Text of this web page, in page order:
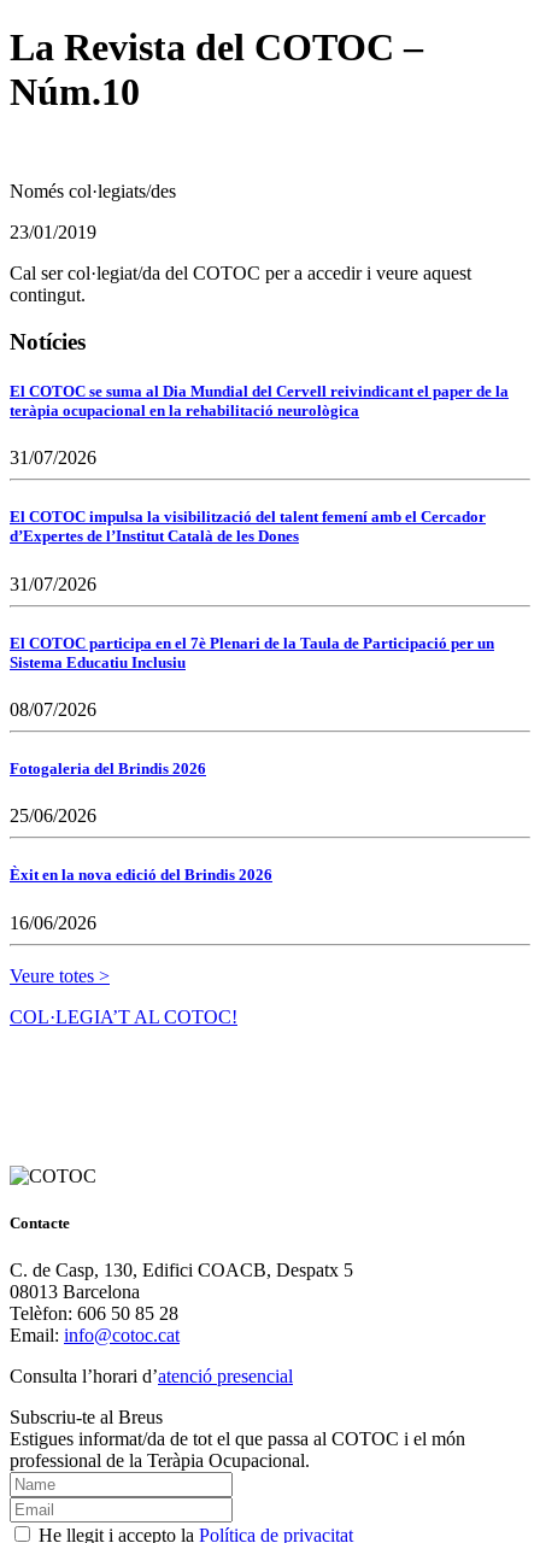
La Revista del COTOC –
Núm.10
Només col·legiats/des
23/01/2019
Cal ser col·legiat/da del COTOC per a accedir i veure aquest
contingut.
Notícies
El COTOC se suma al Dia Mundial del Cervell reivindicant el paper de la
teràpia ocupacional en la rehabilitació neurològica
31/07/2026
El COTOC impulsa la visibilització del talent femení amb el Cercador
d’Expertes de l’Institut Català de les Dones
31/07/2026
El COTOC participa en el 7è Plenari de la Taula de Participació per un
Sistema Educatiu Inclusiu
08/07/2026
Fotogaleria del Brindis 2026
25/06/2026
Èxit en la nova edició del Brindis 2026
16/06/2026
Veure totes >
COL·LEGIA’T AL COTOC!
Contacte
C. de Casp, 130, Edifici COACB, Despatx 5
08013 Barcelona
Telèfon: 606 50 85 28
Email: info@cotoc.cat
Consulta l’horari d’atenció presencial
Subscriu-te al Breus
Estigues informat/da de tot el que passa al COTOC i el món
professional de la Teràpia Ocupacional.
He llegit i accepto la Política de privacitat